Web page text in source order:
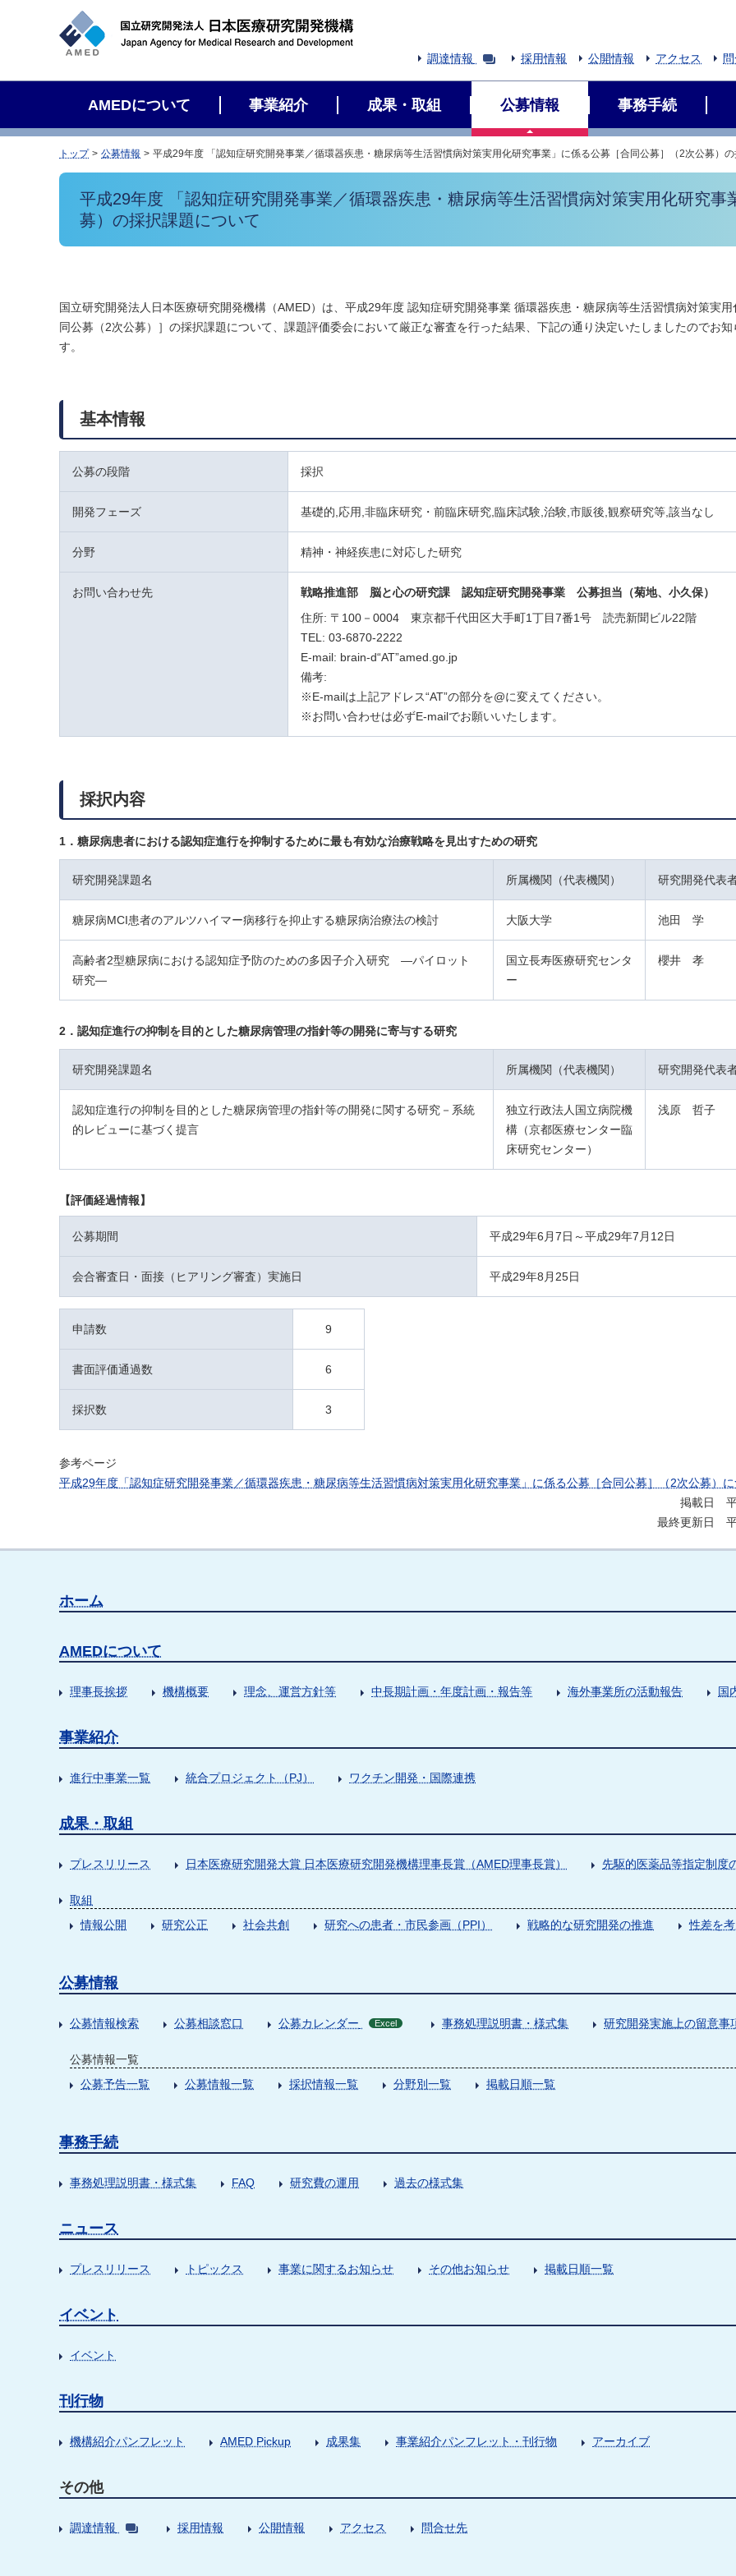
調達情報 採用情報 公開情報 アクセス
AMEDについて 事業紹介 成果・取組 公募情報 事務手続
トップ 公募情報 平成29年度 「認知症研究開発事業／循環器疾患・糖尿病等生活習慣病対策実用化研究事業」に係る公募［合同公募］（2次公募）
平成29年度 「認知症研究開発事業／循環器疾患・糖尿病等生活習慣病対策実用化研究
募）の採択課題について
国立研究開発法人日本医療研究開発機構（AMED）は、平成29年度 認知症研究開発事業 循環器疾患・糖尿病等生活習慣病対策実
同公募（2次公募）］の採択課題について、課題評価委会において厳正な審査を行った結果、下記の通り決定いたしましたのでお
す。
基本情報
公募の段階 採択
開発フェーズ 基礎的,応用,非臨床研究・前臨床研究,臨床試験,治験,市販後,観察研究等,該当なし
分野 精神・神経疾患に対応した研究
お問い合わせ先 戦略推進部 脳と心の研究課 認知症研究開発事業
公募担当（菊地、小久保）
住所: 〒100－0004 東京都千代田区大手町1丁目7番1号 読売新聞ビル22階
TEL: 03-6870-2222
E-mail: brain-d“AT”amed.go.jp
備考:
※E-mailは上記アドレス“AT”の部分を@に変えてください。
※お問い合わせは必ずE-mailでお願いいたします。
採択内容
1．糖尿病患者における認知症進行を抑制するために最も有効な治療戦略を見出すための研究
研究開発課題名 所属機関（代表機関） 研究開発代表
糖尿病MCI患者のアルツハイマー病移行を抑止する糖尿病治療法の検討 大阪大学 池田 学
高齢者2型糖尿病における認知症予防のための多因子介入研究 ―パイロット
研究―
国立長寿医療研究センタ
ー
櫻井 孝
2．認知症進行の抑制を目的とした糖尿病管理の指針等の開発に寄与する研究
研究開発課題名 所属機関（代表機関） 研究開発代表
認知症進行の抑制を目的とした糖尿病管理の指針等の開発に関する研究－系統
的レビューに基づく提言
独立行政法人国立病院機
構（京都医療センター臨
床研究センター）
浅原 哲子
【評価経過情報】
公募期間 平成29年6月7日～平成29年7月12日
会合審査日・面接（ヒアリング審査）実施日 平成29年8月25日
申請数 9
書面評価通過数 6
採択数 3
参考ページ
平成29年度「認知症研究開発事業／循環器疾患・糖尿病等生活習慣病対策実用化研究事業」に係る公募［合同公募］（2次公募）
掲載日 平
最終更新日
ホーム
AMEDについて
理事長挨拶 機構概要 理念、運営方針等 中長期計画・年度計画・報告等 海外事業所の活動報告 国
事業紹介
進行中事業一覧 統合プロジェクト（PJ） ワクチン開発・国際連携
成果・取組
プレスリリース 日本医療研究開発大賞 日本医療研究開発機構理事長賞（AMED理事長賞） 先駆的医薬品等指定制度
取組
情報公開
研究公正 社会共創 研究への患者・市民参画（PPI） 戦略的な研究開発の推進 性差を
公募情報
公募情報検索 公募相談窓口 公募カレンダー Excel 事務処理説明書・様式集 研究開発実施上の留意事
公募情報一覧
公募予告一覧
公募情報一覧 採択情報一覧 分野別一覧 掲載日順一覧
事務手続
事務処理説明書・様式集 FAQ 研究費の運用 過去の様式集
ニュース
プレスリリース トピックス 事業に関するお知らせ その他お知らせ 掲載日順一覧
イベント
イベント
刊行物
機構紹介パンフレット AMED Pickup 成果集 事業紹介パンフレット・刊行物 アーカイブ
その他
調達情報 採用情報 公開情報 アクセス 問合せ先